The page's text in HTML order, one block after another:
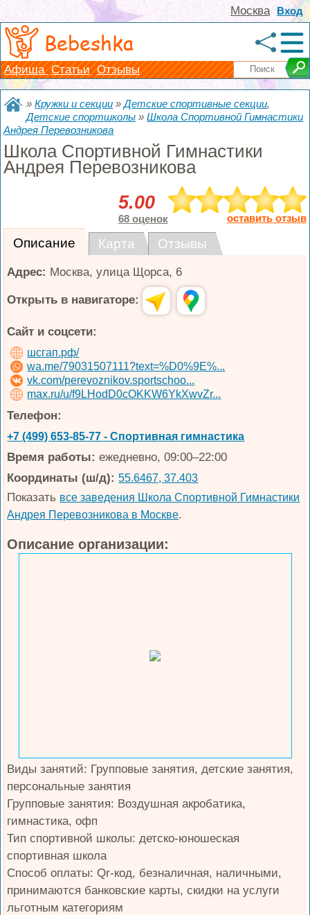
Вход
Москва
Bebeshka
Афиша Статьи Отзывы
»Кружки и секции »Детские спортивные секции,
Детские спортшколы »Школа Спортивной Гимнастики
Андрея Перевозникова
Школа Спортивной Гимнастики
Андрея Перевозникова
5.00
68 оценок оставить отзыв
Описание Карта Отзывы
Адрес: Москва,улица Щорса, 6
Открыть в навигаторе:
Сайт и соцсети:
шсгап.рф/
wa.me/79031507111?text=%D0%9E%...
vk.com/perevoznikov.sportschoo...
max.ru/u/f9LHodD0cOKKW6YkXwvZr...
Телефон:
+7 (499) 653-85-77 - Спортивная гимнастика
Время работы: ежедневно, 09:00–22:00
Координаты (ш/д): 55.6467, 37.403
Показать все заведения Школа Спортивной Гимнастики
Андрея Перевозникова в Москве.
Описание организации:
Виды занятий: Групповые занятия, детские занятия,
персональные занятия
Групповые занятия: Воздушная акробатика,
гимнастика, офп
Тип спортивной школы: детско-юношеская
спортивная школа
Способ оплаты: Qr-код, безналичная, наличными,
принимаются банковские карты, скидки на услуги
льготным категориям